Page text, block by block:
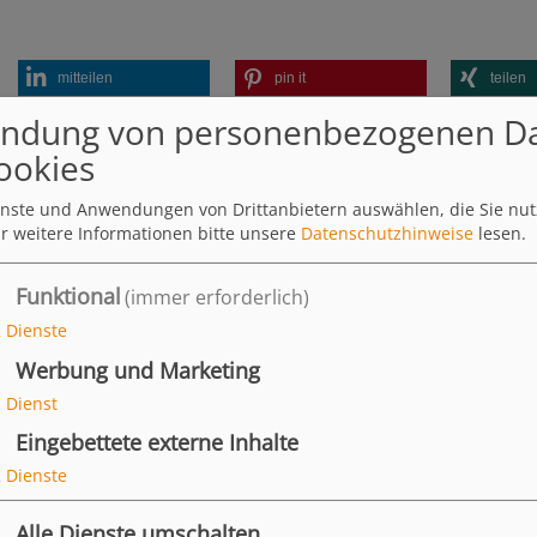
mitteilen pin it teilen
m
a
e
von personenbezogenen
und Anwendungen von Drittanbietern auswählen, die Sie
weitere Informationen bitte unsere Datenschutzhinweise lesen.
Funktional(immer erforderlich)
Dienste
Werbung und Marketing
Dienst
Eingebettete externe Inhalte
Dienste